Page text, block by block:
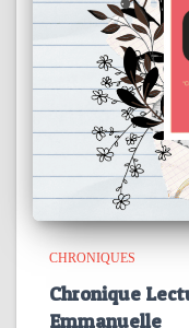
CHRONIQUES
Chronique
Emmanuelle